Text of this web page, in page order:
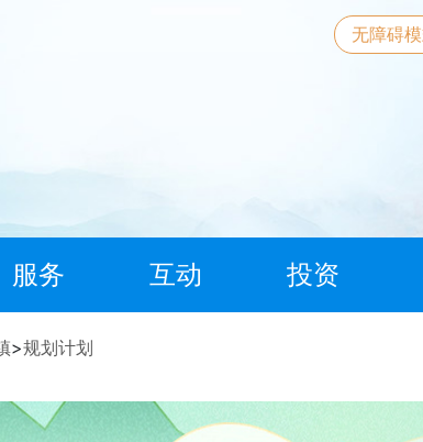
无障碍
服务 互动 投资
>规划计划